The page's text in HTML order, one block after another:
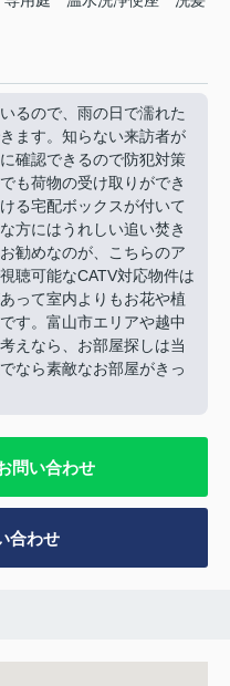
るので、雨の日で濡れた
ます。知らない来訪者が
確認できるので防犯対策
も荷物の受け取りができ
る宅配ボックスが付いて
方にはうれしい追い焚き
勧めなのが、こちらのア
聴可能なCATV対応物件は
って室内よりもお花や植
す。富山市エリアや越中
えなら、お部屋探しは当
なら素敵なお部屋がきっ
問い合わせ
合わせ